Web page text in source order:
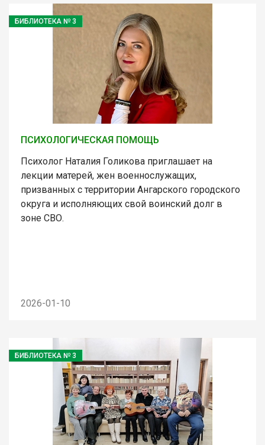
БИБЛИОТЕКА № 3
ПСИХОЛОГИЧЕСКАЯ ПОМОЩЬ
Психолог Наталия Голикова приглашает на
лекции матерей, жен военнослужащих,
призванных с территории Ангарского городского
округа и исполняющих свой воинский долг в
зоне СВО.
2026-01-10
БИБЛИОТЕКА № 3